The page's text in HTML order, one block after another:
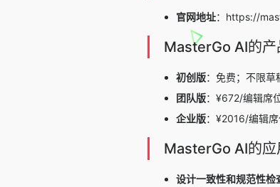
官网地址：https://
MasterGo AI的产
初创版：免费；不限草
团队版：¥672/编辑席
企业版：¥2016/编辑
MasterGo AI的应
设计一致性和规范性检